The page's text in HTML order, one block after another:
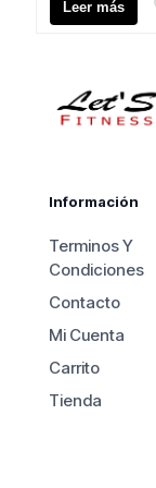
Leer más
Información
Terminos Y
Condiciones
Contacto
Mi Cuenta
Carrito
Tienda